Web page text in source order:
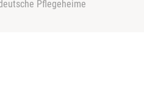
Pflegeheime